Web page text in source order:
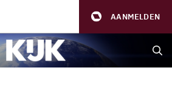
AANMELDEN